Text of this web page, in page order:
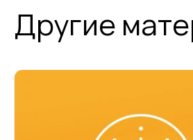
Другие